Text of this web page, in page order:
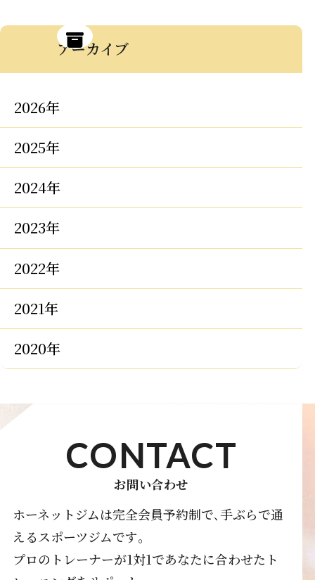
アーカイブ
2026年
2025年
2024年
2023年
2022年
2021年
2020年
CONTACT
お問い合わせ
ホーネットジムは完全会員予約制で､手ぶらで通
えるスポーツジムです｡
プロのトレーナーが1対1であなたに合わせたト